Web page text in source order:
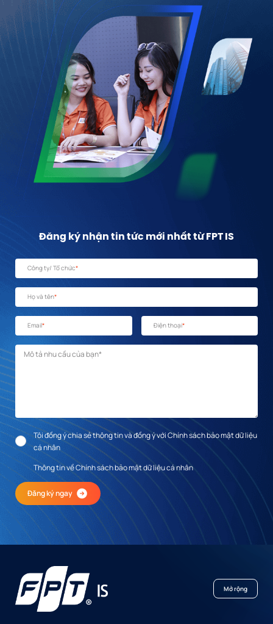
Đăng ký nhận tin tức mới nhất từ FPT IS
Công ty/ Tổ chức*
Họ và tên*
Email* Điện thoại*
Mô tả nhu cầu *
Tôi đồng ý chia sẻ thông tin và đồng ý với Chính sách bảo mật dữ liệu
cá nhân
Thông tin về Chính sách bảo mật dữ liệu cá nhân
Đăng ký ngay
Mở rộng